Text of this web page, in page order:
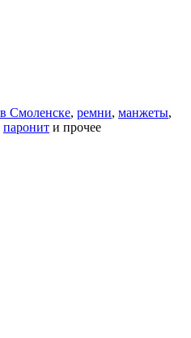
Смоленске, ремни, манжеты,
паронит и прочее